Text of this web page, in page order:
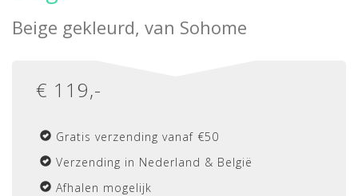
Beige gekleurd, van Sohome
€ 119,-
Gratis verzending vanaf €50
Verzending in Nederland & België
Afhalen mogelijk